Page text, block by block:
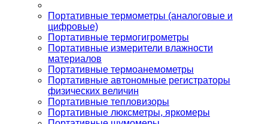
Портативные термометры (аналоговые и
цифровые)
Портативные термогигрометры
Портативные измерители влажности
материалов
Портативные термоанемометры
Портативные автономные регистраторы
физических величин
Портативные тепловизоры
Портативные люксметры, яркомеры